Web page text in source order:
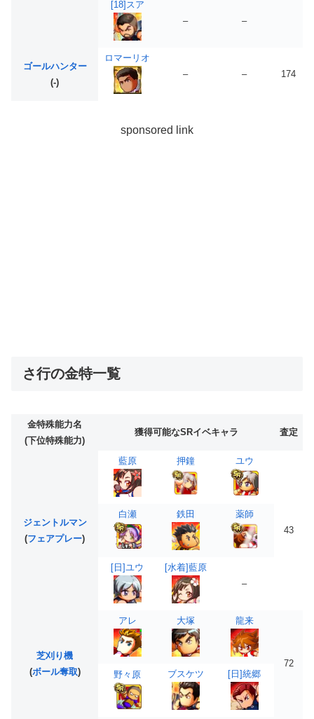
[18]スア
–
–
ゴールハンター
(-)
ロマーリオ
–
– 174
sponsored link
さ行の金特一覧
金特殊能力名
(下位特殊能力)
獲得可能なSRイベキャラ 査定
ジェントルマン
(フェアプレー)
藍原 押鐘 ユウ
43
白瀬 鉄田 薬師
[日]ユウ
[水着]藍原
–
芝刈り機
(ボール奪取)
アレ 大塚 龍来
72
野々原
ブスケツ [日]統郷